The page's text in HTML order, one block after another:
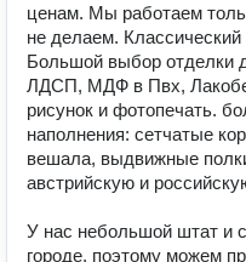
ценам. Мы работаем
не делаем.
Большой выбор отделки
ЛДСП, МДФ в Пвх,
рисунок и фотопечать.
наполнения: сетчатые
вешала, выдвижные
австрийскую и
У нас небольшой штат и
городе, поэтому можем